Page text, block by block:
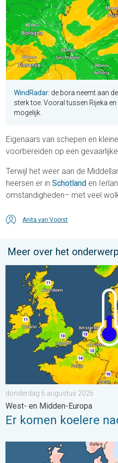
WindRadar: de bora neemt aan
sterk toe. Vooral tussen Rijeka
mogelijk.
Eigenaars van schepen en
voorbereiden op een
Terwijl het weer aan de
heersen er in Schotland en
omstandigheden– met veel
Anita van Voorst
Meer over het onderwerp
Er komen koelere nachten
donderdag 6 augustus 2026
West- en Midden-Europa
Er komen koelere
Grote weersverschillen in juli.